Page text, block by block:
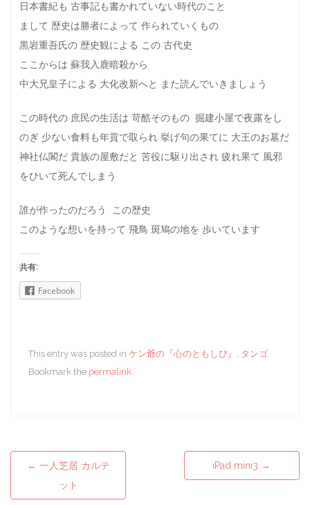
日本書紀も 古事記も書かれていない時代のこと
まして 歴史は勝者によって 作られていくもの
黒岩重吾氏の 歴史観による この 古代史
ここからは 蘇我入鹿暗殺から
中大兄皇子による 大化改新へと また読んでいきましょう
この時代の 庶民の生活は 苛酷そのもの 掘建小屋で夜露をし
のぎ 少ない食料も年貢で取られ 挙げ句の果てに 大王のお墓だ
神社仏閣だ 貴族の屋敷だと 苦役に駆り出され 疲れ果て 風邪
をひいて死んでしまう
誰が作ったのだろう この歴史
このような想いを持って 飛鳥 斑鳩の地を 歩いています
共有:
Facebook
This entry was posted in ケン爺の『心のともしび』 タンゴ
Bookmark the permalink
Post navigation
← 一人芝居 カルテ
ット
iPad mini3 →